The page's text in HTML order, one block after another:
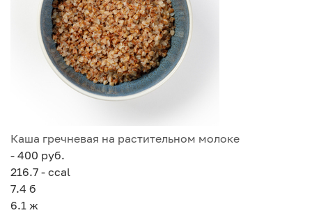
Каша гречневая на растительном молоке
- 400 руб.
216.7 - ccal
7.4 б
6.1 ж